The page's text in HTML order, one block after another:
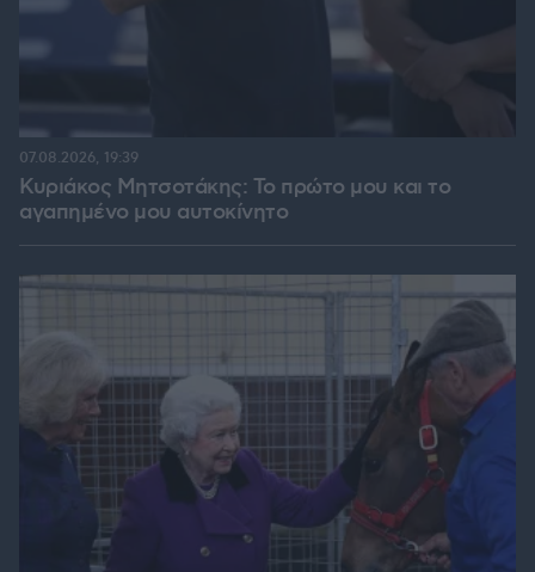
Κυριάκος Μητσοτάκης: Το πρώτο μου και το
αγαπημένο μου αυτοκίνητο
07.08.2026, 19:39